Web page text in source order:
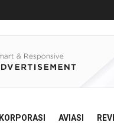
KORPORASI AVIASI